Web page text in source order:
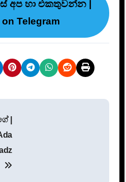
අප හා එකතුවන්න |
Telegram
|